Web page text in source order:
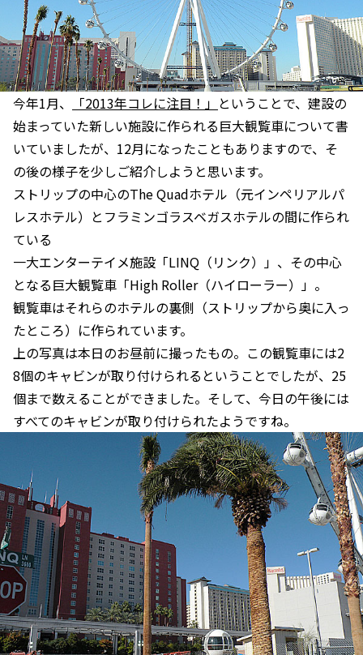
今年1月、 「2013年コレに注目！」 ということで、建設の
始まっていた新しい施設に作られる巨大観覧車について書
いていましたが、12月になったこともありますので、そ
の後の様子を少しご紹介しようと思います。
ストリップの中心のThe Quadホテル（元インペリアルパ
レスホテル）とフラミンゴラスベガスホテルの間に作られ
ている
一大エンターテイメ施設「LINQ（リンク）」、その中心
となる巨大観覧車「High Roller（ハイローラー）」。
観覧車はそれらのホテルの裏側（ストリップから奥に入っ
たところ）に作られています。
上の写真は本日のお昼前に撮ったもの。この観覧車には2
8個のキャビンが取り付けられるということでしたが、25
個まで数えることができました。そして、今日の午後には
すべてのキャビンが取り付けられたようですね。